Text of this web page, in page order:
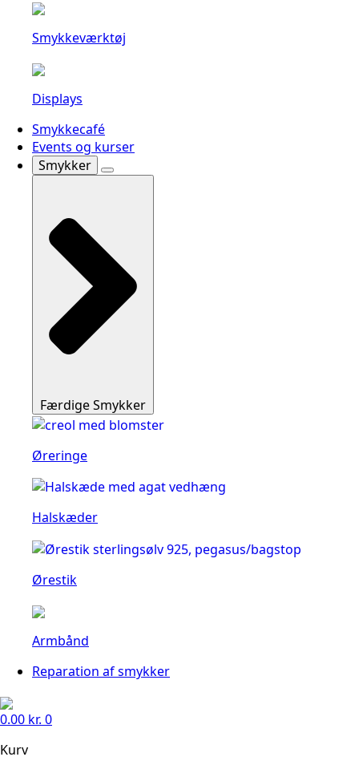
Smykkeværktøj
Displays
Smykkecafé
Events og kurser
Smykker
Færdige Smykker
Øreringe
Halskæder
Ørestik
Armbånd
Reparation af smykker
0.00 kr. 0
Kurv